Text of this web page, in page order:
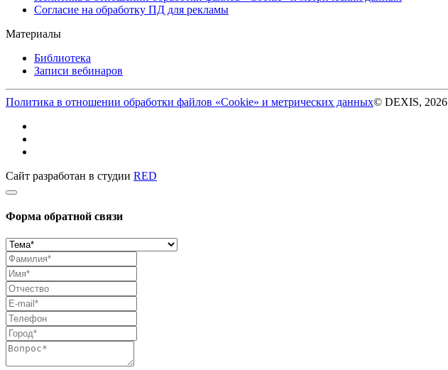
Согласие на обработку ПД для рекламы
Материалы
Библиотека
Записи вебинаров
Политика в отношении обработки файлов «Cookie» и метрических данных© DEXIS, 2026
Сайт разработан в студии RED
Форма обратной связи